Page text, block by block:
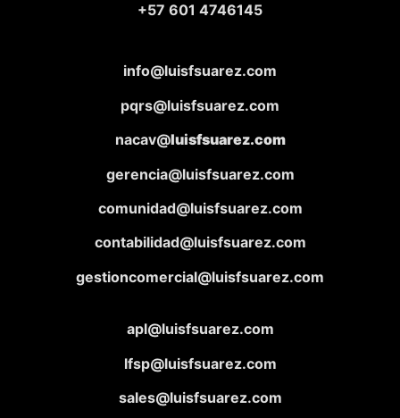
+57 601 4746145
info@luisfsuarez.com
pqrs@luisfsuarez.com
nacav@luisfsuarez.com
gerencia@luisfsuarez.com
comunidad@luisfsuarez.com
contabilidad@luisfsuarez.com
gestioncomercial@luisfsuarez.com
apl@luisfsuarez.com
lfsp@luisfsuarez.com
sales@luisfsuarez.com